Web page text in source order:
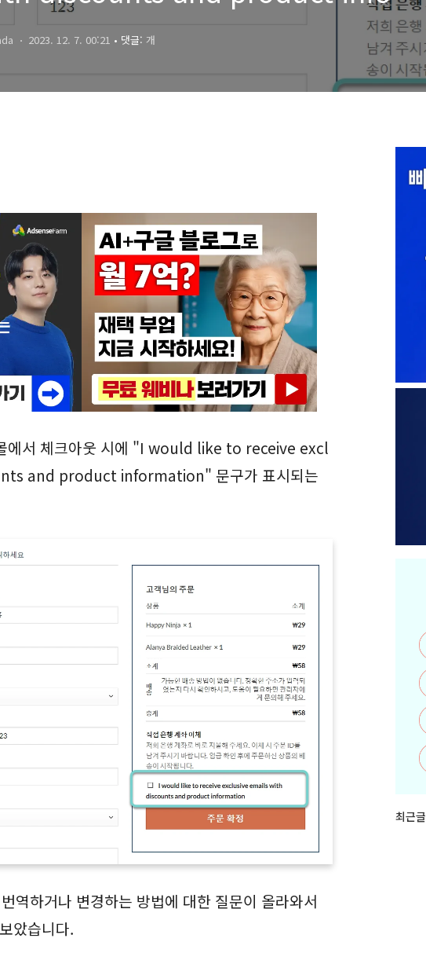
역하기
2023. 12. 7. 00:21 • 댓글: 개
에서 체크아웃 시에 "I would like to receive excl
and product information" 문구가 표시되는
역하거나 변경하는 방법에 대한 질문이 올라와서
았습니다.
최
최근글